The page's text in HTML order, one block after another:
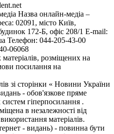
Назва онлайн-медіа –
02091, місто Київ,
172-Б, офіс 208/1 E-mail:
Телефон: 044-205-43-00
06068
розміщених на
посилання на
зі сторінки « Новини України
- обов'язкове пряме
гіперпосилання .
в незалежності від
матеріалів.
- видань) - повинна бути